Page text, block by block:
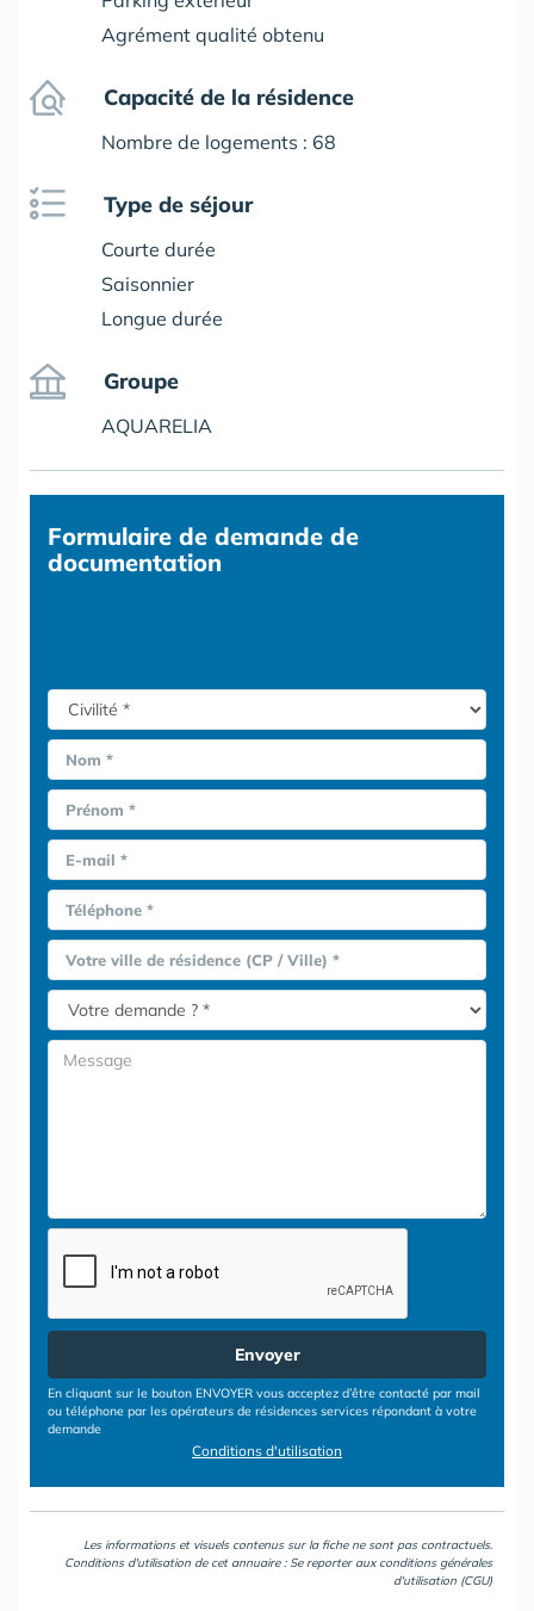
Agrément qualité obtenu
Capacité de la résidence
Nombre de logements : 68
Type de séjour
Courte durée
Saisonnier
Longue durée
Groupe
AQUARELIA
Formulaire de demande de
documentation
Nom *
Prénom *
E-mail *
Téléphone *
Votre ville de résidence (CP / Ville) *
Envoyer
En cliquant sur le bouton ENVOYER vous acceptez d’être contacté par mail
ou téléphone par les opérateurs de résidences services répondant à votre
demande
Conditions d'utilisation
Les informations et visuels contenus sur la fiche ne sont pas contractuels.
Conditions d'utilisation de cet annuaire : Se reporter aux conditions générales
d'utilisation (CGU)